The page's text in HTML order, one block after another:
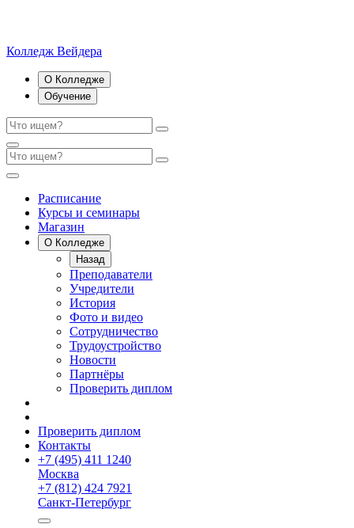
Колледж Вейдера
О Колледже
Обучение
Расписание
Курсы и семинары
Магазин
О Колледже
Назад
Преподаватели
Учредители
История
Фото и видео
Сотрудничество
Трудоустройство
Новости
Партнёры
Проверить диплом
Проверить диплом
Контакты
+7 (495) 411 1240
Москва
+7 (812) 424 7921
Санкт-Петербург